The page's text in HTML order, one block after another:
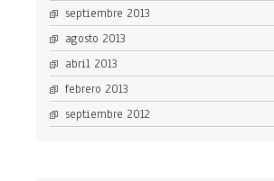
septiembre 2013
agosto 2013
abril 2013
febrero 2013
septiembre 2012